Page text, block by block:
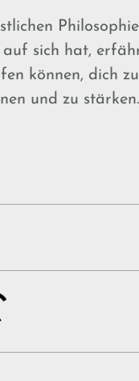
sich hat,
können, dich
und zu stärken.